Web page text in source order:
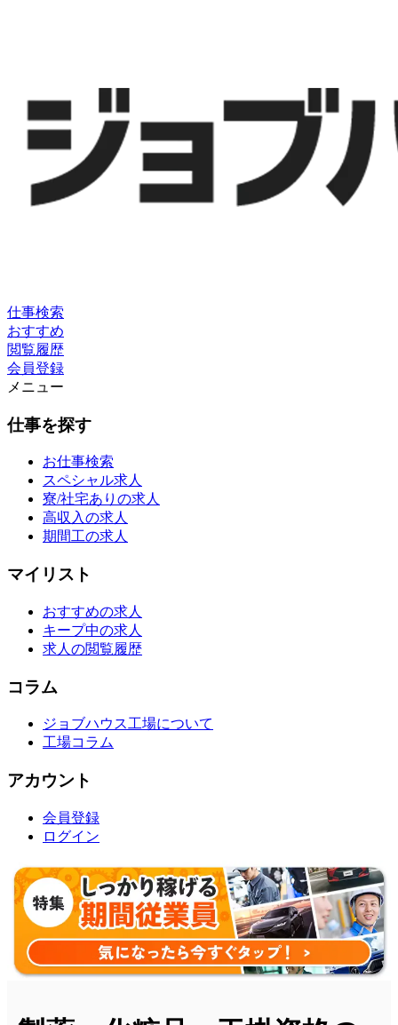
仕事検索
おすすめ
閲覧履歴
会員登録
メニュー
仕事を探す
お仕事検索
スペシャル求人
寮/社宅ありの求人
高収入の求人
期間工の求人
マイリスト
おすすめの求人
キープ中の求人
求人の閲覧履歴
コラム
ジョブハウス工場について
工場コラム
アカウント
会員登録
ログイン